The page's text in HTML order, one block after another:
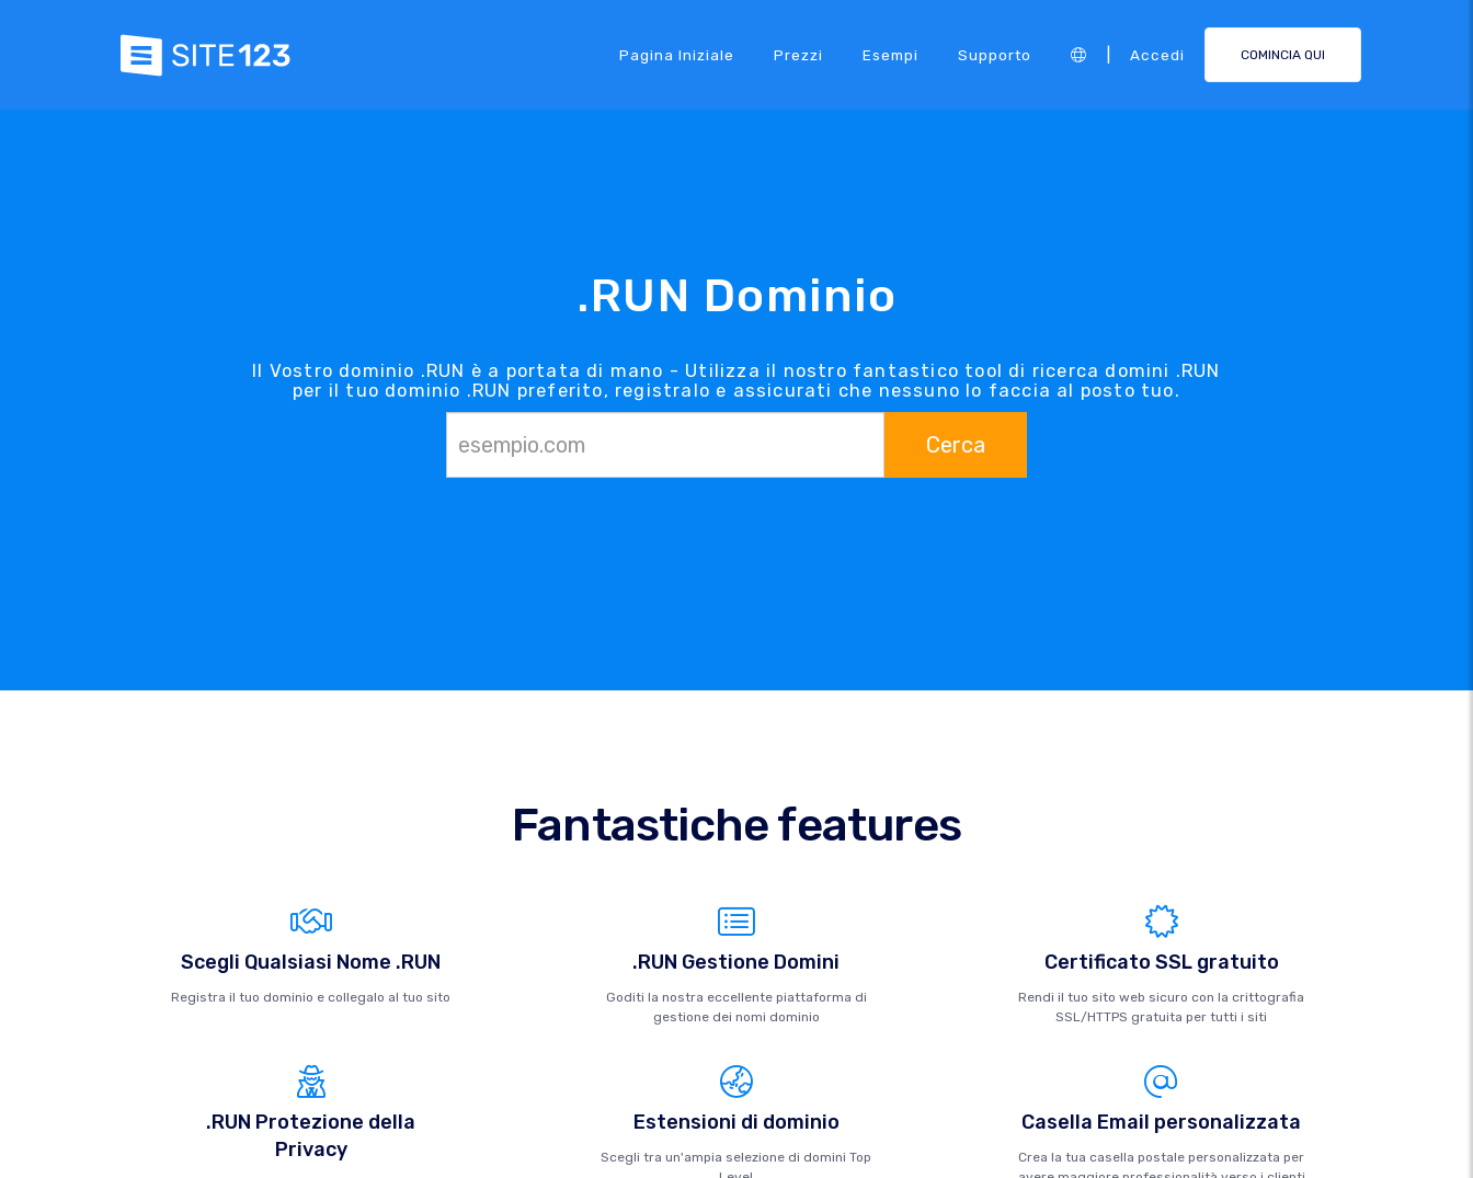
Pagina Iniziale Prezzi Esempi Supporto Accedi COMINCIA QUI
.RUN Dominio
Il Vostro dominio .RUN è a portata di mano - Utilizza il nostro fantastico tool di ricerca domini .RUN
per il tuo dominio .RUN preferito, registralo e assicurati che nessuno lo faccia al posto tuo.
Cerca
Fantastiche features
Scegli Qualsiasi Nome .RUN
Registra il tuo dominio e collegalo al tuo sito
.RUN Gestione Domini
Goditi la nostra eccellente piattaforma di
gestione dei nomi dominio
Certificato SSL gratuito
Rendi il tuo sito web sicuro con la crittografia
SSL/HTTPS gratuita per tutti i siti
.RUN Protezione della
Privacy
Estensioni di dominio
Scegli tra un'ampia selezione di domini Top
Casella Email personalizzata
Crea la tua casella postale personalizzata per